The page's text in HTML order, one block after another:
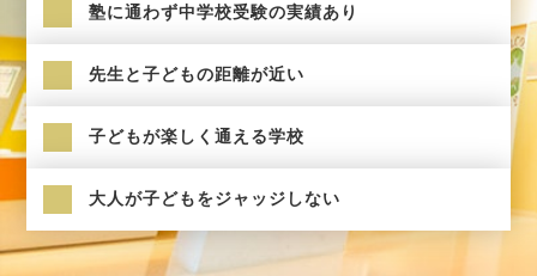
塾に通わず中学校受験の実績あり
先生と子どもの距離が近い
子どもが楽しく通える学校
大人が子どもをジャッジしない